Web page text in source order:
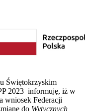
Świętokrzyskim
2023 informuję, iż w
wniosek Federacji
do Wytycznych